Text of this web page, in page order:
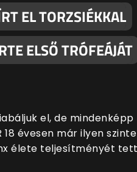
EL TORZSIÉKKAL
ELSŐ TRÓFEÁJÁT
el, de mindenképp
évesen már ilyen
élete teljesítményét